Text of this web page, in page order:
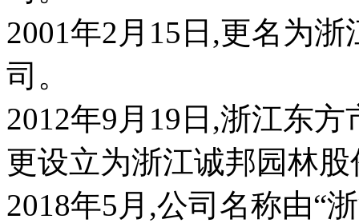
2001年2月15日,更名为
司。
2012年9月19日,浙江东
更设立为浙江诚邦园林
2018年5月,公司名称由“